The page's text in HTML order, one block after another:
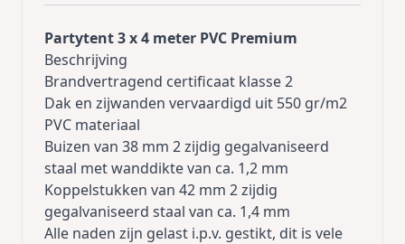
Partytent 3 x 4 meter PVC Premium
Beschrijving
Brandvertragend certificaat klasse 2
Dak en zijwanden vervaardigd uit 550 gr/m2
PVC materiaal
Buizen van 38 mm 2 zijdig gegalvaniseerd
staal met wanddikte van ca. 1,2 mm
Koppelstukken van 42 mm 2 zijdig
gegalvaniseerd staal van ca. 1,4 mm
Alle naden zijn gelast i.p.v. gestikt, dit is vele